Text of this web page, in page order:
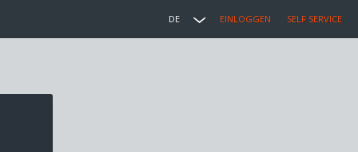
DE EINLOGGEN SELF SERVICE